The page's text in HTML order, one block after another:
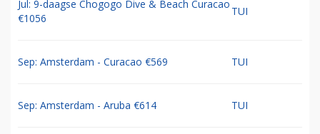
Jul: 9-daagse Chogogo Dive & Beach Curacao
€1056
TUI
Sep: Amsterdam - Curacao €569 TUI
Sep: Amsterdam - Aruba €614 TUI